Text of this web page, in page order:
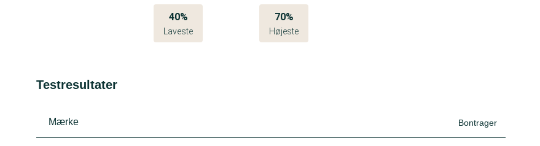
40%
Laveste
70%
Højeste
Testresultater
Mærke Bontrager